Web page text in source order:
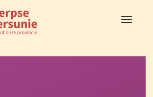
Toggle